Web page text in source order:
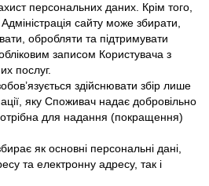
персональних даних. Крім того,
сайту може збирати,
обробляти та підтримувати
записом Користувача з
послуг.
здійснювати збір лише
яку Споживач надає добровільно
для надання (покращення)
як основні персональні дані,
та електронну адресу, так і